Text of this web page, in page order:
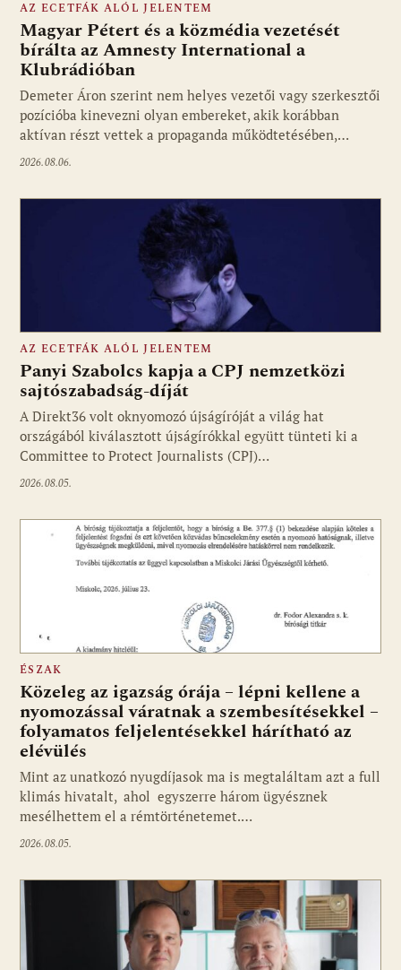
Fotó: media1.hu
AZ ECETFÁK ALÓL JELENTEM
Magyar Pétert és a közmédia vezetését
bírálta az Amnesty International a
Klubrádióban
Demeter Áron szerint nem helyes vezetői vagy szerkesztői
pozícióba kinevezni olyan embereket, akik korábban
aktívan részt vettek a propaganda működtetésében,…
2026.08.06.
Fotó: media1.hu
AZ ECETFÁK ALÓL JELENTEM
Panyi Szabolcs kapja a CPJ nemzetközi
sajtószabadság-díját
A Direkt36 volt oknyomozó újságíróját a világ hat
országából kiválasztott újságírókkal együtt tünteti ki a
Committee to Protect Journalists (CPJ)…
2026.08.05.
ÉSZAK
Közeleg az igazság órája – lépni kellene a
nyomozással váratnak a szembesítésekkel –
folyamatos feljelentésekkel hárítható az
elévülés
Mint az unatkozó nyugdíjasok ma is megtaláltam azt a full
klimás hivatalt, ahol egyszerre három ügyésznek
mesélhettem el a rémtörténetemet.…
2026.08.05.